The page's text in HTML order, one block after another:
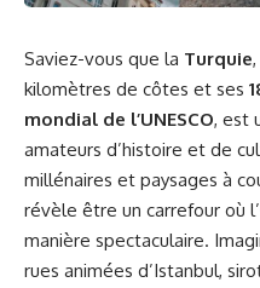
Saviez-vous que la Turquie
kilomètres de côtes et ses
mondial de l’UNESCO, est
amateurs d’histoire et de
millénaires et paysages à
révèle être un carrefour où
manière spectaculaire.
rues animées d’Istanbul,